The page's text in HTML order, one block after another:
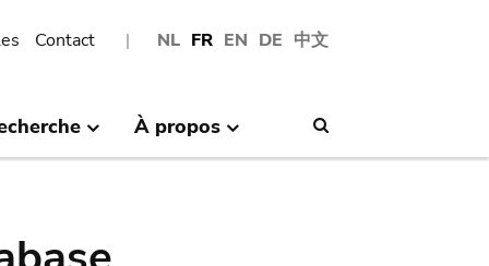
NL FR EN DE 中文
Contact
À propos